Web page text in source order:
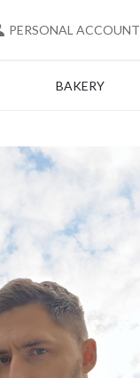
PERSONAL ACCOUNT
BAKERY